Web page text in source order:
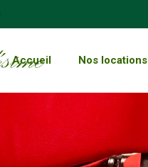
Accueil Nos locations